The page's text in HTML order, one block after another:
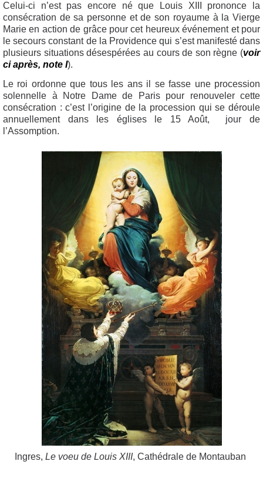
Celui-ci n’est pas encore né que Louis XIII prononce la
consécration de sa personne et de son royaume à la Vierge
Marie en action de grâce pour cet heureux événement et pour
le secours constant de la Providence qui s’est manifesté dans
plusieurs situations désespérées au cours de son règne (voir
ci après, note I).
Le roi ordonne que tous les ans il se fasse une procession
solennelle à Notre Dame de Paris pour renouveler cette
consécration : c’est l’origine de la procession qui se déroule
annuellement dans les églises le 15 Août, jour de
l’Assomption.
Ingres, Le voeu de Louis XIII, Cathédrale de Montauban